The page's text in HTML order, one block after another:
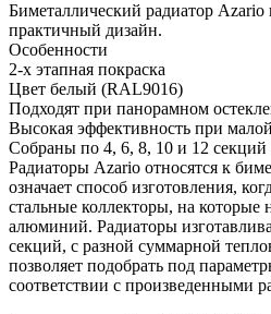
Биметаллический радиатор
практичный дизайн.
Особенности
2-х этапная покраска
Цвет белый (RAL9016)
Подходят при панорамном
Высокая эффективность при
Собраны по 4, 6, 8, 10 и 12
Радиаторы Azario относятся к
означает способ изготовления,
стальные коллекторы, на которые
алюминий. Радиаторы
секций, с разной суммарной
позволяет подобрать под
соответствии с произведенными